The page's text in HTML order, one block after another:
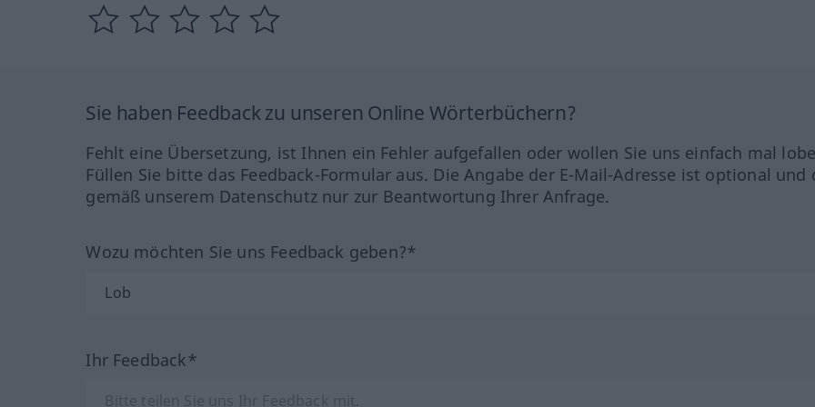
Sie haben Feedback zu unseren Online Wörterbüchern?
Fehlt eine Übersetzung, ist Ihnen ein Fehler aufgefallen oder wollen Sie uns einfach mal
Füllen Sie bitte das Feedback-Formular aus. Die Angabe der E-Mail-Adresse ist optional und
gemäß unserem Datenschutz nur zur Beantwortung Ihrer Anfrage.
Wozu möchten Sie uns Feedback geben?*
Ihr Feedback*